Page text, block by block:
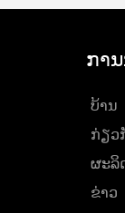
ກາ
ບ້ານ
ກ່ຽວ​
ຜະລິ
ຂ່າວ